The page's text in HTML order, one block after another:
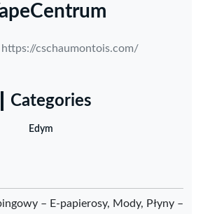
https://cschaumontois.com/
Categories
Edym
– E-papierosy, Mody, Płyny –